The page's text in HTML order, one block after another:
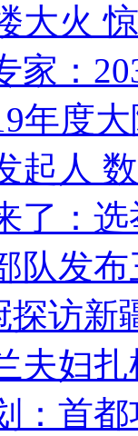
大火
家：
年度
起人
了：
队发
探访新
夫妇
：首